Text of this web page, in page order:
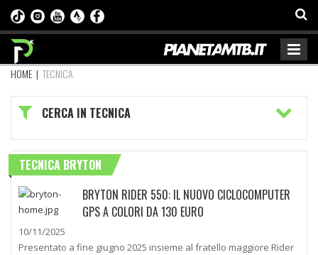
HOME | TECNICA
CERCA IN TECNICA
TECNICA BRYTON
BRYTON RIDER 550: IL NUOVO CICLOCOMPUTER
GPS A COLORI DA 130 EURO
10/11/2025
Presentato a fine giugno 2025 insieme al fratello maggiore Rider